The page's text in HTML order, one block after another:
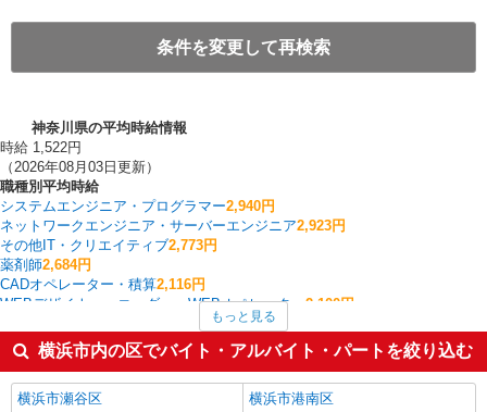
条件を変更して再検索
神奈川県の平均時給情報
時給 1,522円
（2026年08月03日更新）
職種別平均時給
システムエンジニア・プログラマー2,940円
ネットワークエンジニア・サーバーエンジニア2,923円
その他IT・クリエイティブ2,773円
薬剤師2,684円
CADオペレーター・積算2,116円
WEBデザイナー・コーダー・WEBオペレーター 2,100円
ゲームクリエイター・テスター 2,025円
購買・資材2,000円
施工管理・現場監督2,000円
神奈川県の他の職種の平均時給を見る
もっと見る
横浜市内の区でバイト・アルバイト・パートを絞り込む
横浜市瀬谷区
横浜市港南区